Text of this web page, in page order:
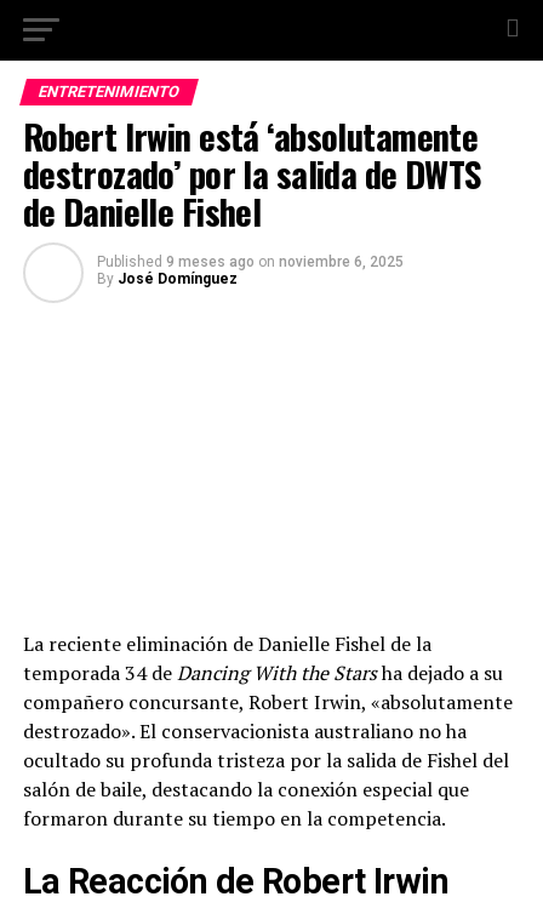
ENTRETENIMIENTO
Robert Irwin está ‘absolutamente
destrozado’ por la salida de DWTS
de Danielle Fishel
Published 9 meses ago on noviembre 6, 2025
By José Domínguez
La reciente eliminación de Danielle Fishel de la
temporada 34 deDancing With the Starsha dejado a su
compañero concursante, Robert Irwin, «absolutamente
destrozado». El conservacionista australiano no ha
ocultado su profunda tristeza por la salida de Fishel del
salón de baile, destacando la conexión especial que
formaron durante su tiempo en la competencia.
La Reacción de Robert Irwin